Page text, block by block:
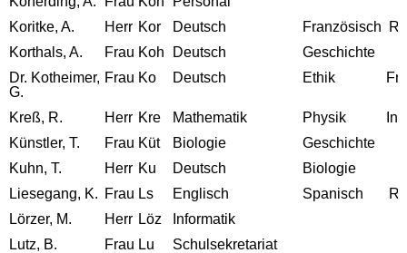
Koritke, A.
Herr Kor Deutsch Französisch
Korthals, A.
Frau Koh Deutsch
Geschichte
Dr. Kotheimer,
G.
Frau Ko Deutsch Ethik
Kreß, R. Herr Kre Mathematik Physik
Künstler, T.
Frau Küt Biologie
Geschichte
Kuhn, T.
Herr Ku Deutsch
Biologie
Liesegang, K. Frau Ls Englisch Spanisch
Lörzer, M.
Herr Löz
Informatik
Lutz, B.
Frau Lu
Schulsekretariat